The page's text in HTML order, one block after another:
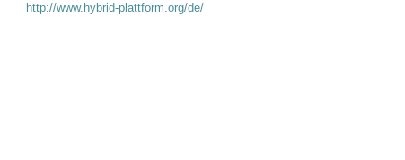
http://www.hybrid-plattform.org/de/